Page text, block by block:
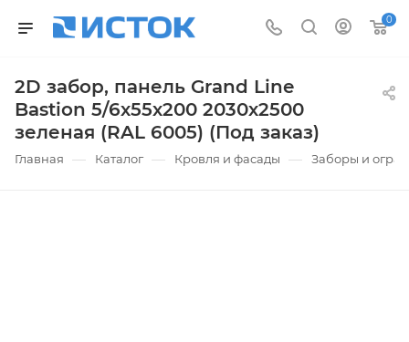
0
2D забор, панель Grand Line
Bastion 5/6х55х200 2030х2500
зеленая (RAL 6005) (Под заказ)
Главная — Каталог — Кровля и фасады — Заборы и